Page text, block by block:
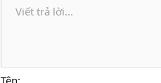
10
18
Màu chữPhông chữArial
Gạch ngang
Mặt cười
MediaTrích dẫn
RedoXóa định dạng
Toggle BB code
Viết trả lời...